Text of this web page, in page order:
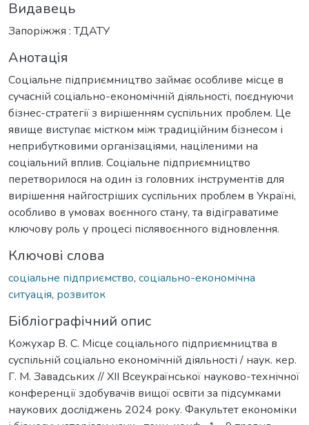
Видавець
Запоріжжя : ТДАТУ
Анотація
Соціальне підприємництво займає особливе місце в
сучасній соціально-економічній діяльності, поєднуючи
бізнес-стратегії з вирішенням суспільних проблем. Це
явище виступає містком між традиційним бізнесом і
неприбутковими організаціями, націленими на
соціальний вплив. Соціальне підприємництво
перетворилося на один із головних інструментів для
вирішення найгостріших суспільних проблем в Україні,
особливо в умовах воєнного стану, та відіграватиме
ключову роль у процесі післявоєнного відновлення.
Ключові слова
соціальне підприємство, соціально-економічна
ситуація, розвиток
Бібліографічний опис
Кожухар В. С. Місце соціального підприємництва в
суспільній соціально економічній діяльності / наук. кер.
Г. М. Завадських // ХІІ Всеукраїнської науково-технічної
конференції здобувачів вищої освіти за підсумками
наукових досліджень 2024 року. Факультет економіки